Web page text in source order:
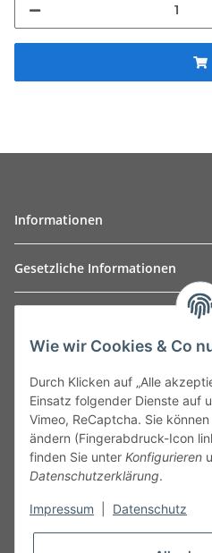
Informationen
Gesetzliche Informationen
Leibnizstraße 2a
Germany
Phone:+49 40 5287270
Fax:+49 40 5281050
Email:sales@tow-automotive.de
Wie wir Cookies & Co
Durch Klicken auf „Alle
Einsatz folgender Dienste auf
Vimeo, ReCaptcha. Sie
ändern (Fingerabdruck-Icon
finden Sie unter Konfigurieren
Datenschutzerklärung.
Impressum Datenschutz